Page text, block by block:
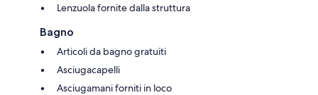
Lenzuola fornite dalla struttura
Bagno
Articoli da bagno gratuiti
Asciugacapelli
Asciugamani forniti in loco